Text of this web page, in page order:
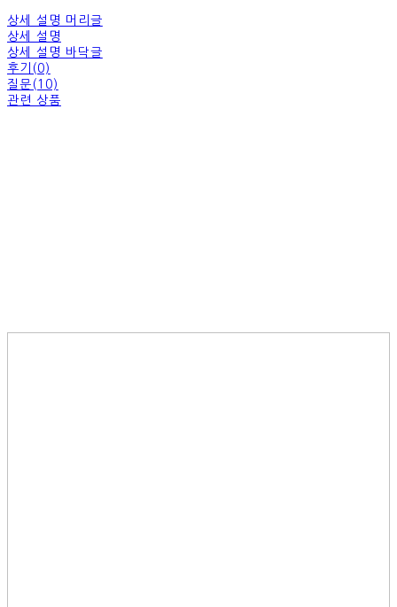
상세 설명 머리글
상세 설명
상세 설명 바닥글
후기(0)
질문(10)
관련 상품